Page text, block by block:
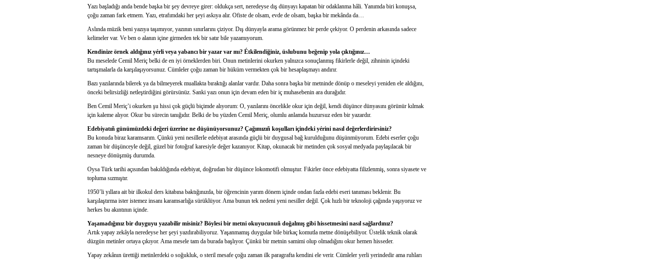
Yazı başladığı anda bende başka bir şey devreye girer: oldukça sert, neredeyse dış dünyayı kapatan bir odaklanma hâli. Yanımda biri konuşsa,
çoğu zaman fark etmem. Yazı, etrafımdaki her şeyi askıya alır. Ofiste de olsam, evde de olsam, başka bir mekânda da…
Aslında müzik beni yazıya taşımıyor, yazının sınırlarını çiziyor. Dış dünyayla arama görünmez bir perde çekiyor. O perdenin arkasında sadece
kelimeler var. Ve ben o alanın içine girmeden tek bir satır bile yazamıyorum.
Kendinize örnek aldığınız yérli veya yabancı bir yazar var mı? Étkilendiğiniz, üslubunu beğenip yola çıktığınız…
Bu meselede Cemil Meriç belki de en iyi örneklerden biri. Onun metinlerini okurken yalnızca sonuçlanmış fikirlerle değil, zihninin içindeki
tartışmalarla da karşılaşıyorsunuz. Cümleler çoğu zaman bir hüküm vermekten çok bir hesaplaşmayı andırır.
Bazı yazılarında bilerek ya da bilmeyerek muallakta bıraktığı alanlar vardır. Daha sonra başka bir metninde dönüp o meseleyi yeniden ele aldığını,
önceki belirsizliği netleştirdiğini görürsünüz. Sanki yazı onun için devam eden bir iç muhasebenin ara durağıdır.
Ben Cemil Meriç’i okurken şu hissi çok güçlü biçimde alıyorum: O, yazılarını öncelikle okur için değil, kendi düşünce dünyasını görünür kılmak
için kaleme alıyor. Okur bu sürecin tanığıdır. Belki de bu yüzden Cemil Meriç, olumlu anlamda huzursuz eden bir yazardır.
Edebiyatıñ günümüzdeki değeri üzerine ne düşünüyorsunuz? Çağımızıñ koşulları içindeki yérini nasıl değerlerdirirsiniz?
Bu konuda biraz karamsarım. Çünkü yeni nesillerle edebiyat arasında güçlü bir duygusal bağ kurulduğunu düşünmüyorum. Edebi eserler çoğu
zaman bir düşünceyle değil, güzel bir fotoğraf karesiyle değer kazanıyor. Kitap, okunacak bir metinden çok sosyal medyada paylaşılacak bir
nesneye dönüşmüş durumda.
Oysa Türk tarihi açısından bakıldığında edebiyat, doğrudan bir düşünce lokomotifi olmuştur. Fikirler önce edebiyatta filizlenmiş, sonra siyasete ve
topluma sızmıştır.
1950’li yıllara ait bir ilkokul ders kitabına baktığınızda, bir öğrencinin yarım dönem içinde ondan fazla edebi eseri tanıması beklenir. Bu
karşılaştırma ister istemez insanı karamsarlığa sürüklüyor. Ama bunun tek nedeni yeni nesiller değil. Çok hızlı bir teknoloji çağında yaşıyoruz ve
herkes bu akıntının içinde.
Yaşamadığınız bir duyguyu yazabilir misiniz? Böylesi bir metni okuyucunuñ doğalmış gibi hissetmesini nasıl sağlardınız?
Artık yapay zekâyla neredeyse her şeyi yazdırabiliyoruz. Yaşanmamış duygular bile birkaç komutla metne dönüşebiliyor. Üstelik teknik olarak
düzgün metinler ortaya çıkıyor. Ama mesele tam da burada başlıyor. Çünkü bir metnin samimi olup olmadığını okur hemen hisseder.
Yapay zekânın ürettiği metinlerdeki o soğukluk, o steril mesafe çoğu zaman ilk paragrafta kendini ele verir. Cümleler yerli yerindedir ama ruhları